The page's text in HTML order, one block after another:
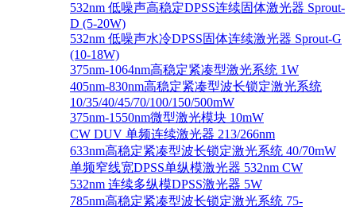
532nm 低噪声高稳定DPSS连续固体激光器 Sprout-
D (5-20W)
532nm 低噪声水冷DPSS固体连续激光器 Sprout-G
(10-18W)
375nm-1064nm高稳定紧凑型激光系统 1W
405nm-830nm高稳定紧凑型波长锁定激光系统
10/35/40/45/70/100/150/500mW
375nm-1550nm微型激光模块 10mW
CW DUV 单频连续激光器 213/266nm
633nm高稳定紧凑型波长锁定激光系统 40/70mW
单频窄线宽DPSS单纵模激光器 532nm CW
532nm 连续多纵模DPSS激光器 5W
785nm高稳定紧凑型波长锁定激光系统 75-